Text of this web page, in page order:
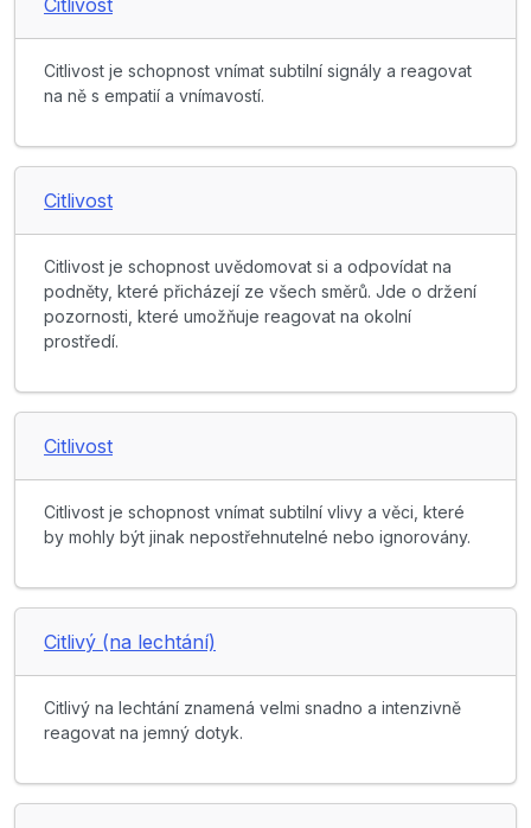
Citlivost
Citlivost je schopnost vnímat subtilní signály a reagovat
na ně s empatií a vnímavostí.
Citlivost
Citlivost je schopnost uvědomovat si a odpovídat na
podněty, které přicházejí ze všech směrů. Jde o držení
pozornosti, které umožňuje reagovat na okolní
prostředí.
Citlivost
Citlivost je schopnost vnímat subtilní vlivy a věci, které
by mohly být jinak nepostřehnutelné nebo ignorovány.
Citlivý (na lechtání)
Citlivý na lechtání znamená velmi snadno a intenzivně
reagovat na jemný dotyk.